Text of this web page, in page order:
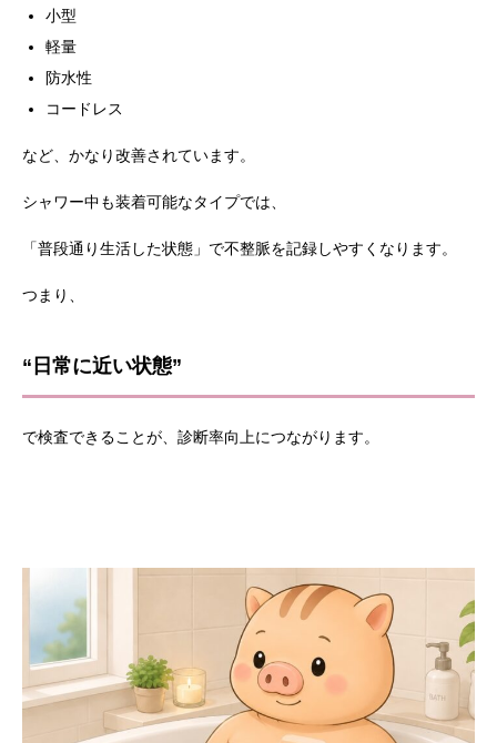
小型
軽量
防水性
コードレス
など、かなり改善されています。
シャワー中も装着可能なタイプでは、
「普段通り生活した状態」で不整脈を記録しやすくなります。
つまり、
“日常に近い状態”
で検査できることが、診断率向上につながります。